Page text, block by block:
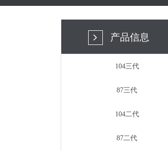
产品信息
넲
104三代
87三代
104二代
87二代